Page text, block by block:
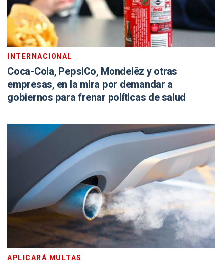
INTERNACIONAL
Coca-Cola, PepsiCo, Mondelēz y otras
empresas, en la mira por demandar a
gobiernos para frenar políticas de salud
APLICARÁ MULTAS